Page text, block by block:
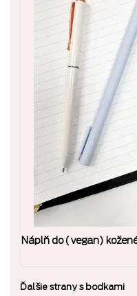
Náplň do (vegan)
Ďalšie strany s bodkami